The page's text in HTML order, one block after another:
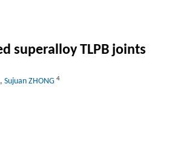
superalloy TLPB joints
, Sujuan ZHONG 4